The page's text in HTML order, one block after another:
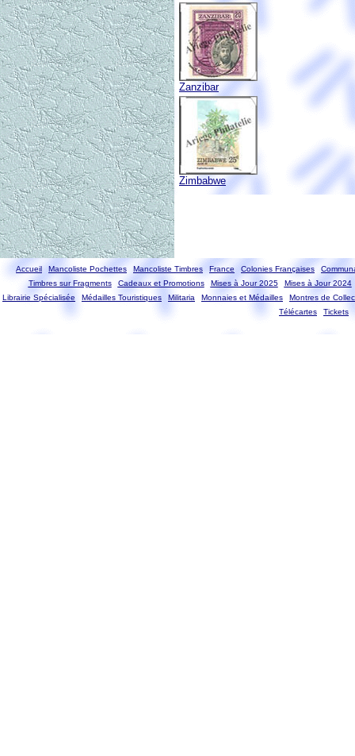
Zanzibar
Zimbabwe
Accueil Mancoliste Pochettes Mancoliste Timbres France Colonies Françaises
Timbres sur Fragments
Cadeaux et Promotions Mises à Jour 2025
Mises à Jour 2024
Librairie Spécialisée
Médailles Touristiques Militaria Monnaies et Médailles
Montres de
Télécartes
Tickets